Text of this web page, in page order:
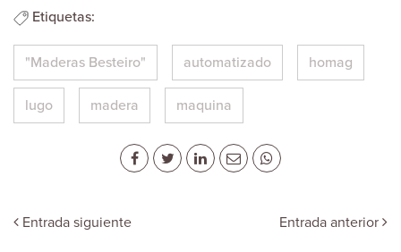
Etiquetas:
"Maderas Besteiro" automatizado homag
lugo madera maquina
Entrada siguiente Entrada anterior